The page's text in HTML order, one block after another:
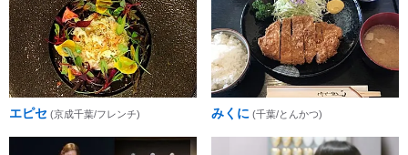
エピセ (京成千葉/フレンチ) みくに (千葉/とんかつ)